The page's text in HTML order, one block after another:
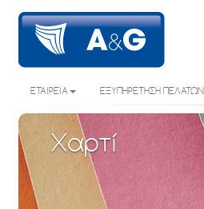
ΕΤΑΙΡΕΙΑ ΕΞΥΠΗΡΕΤΗΣΗ ΠΕΛΑΤΩΝ
Χαρτί